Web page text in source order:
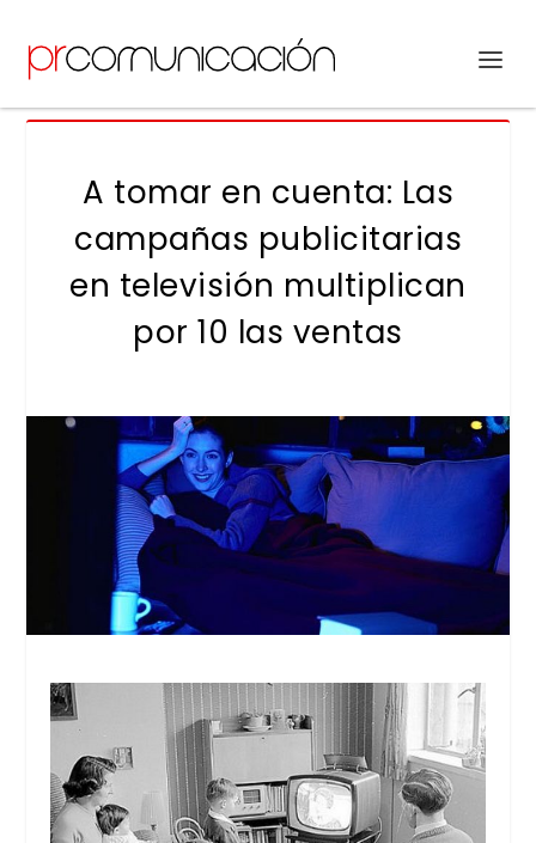
A tomar en cuenta: Las
campañas publicitarias
en televisión multiplican
por 10 las ventas